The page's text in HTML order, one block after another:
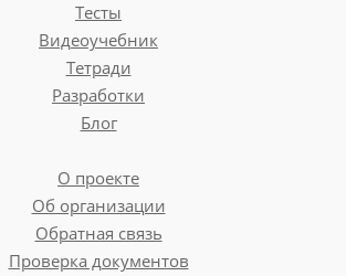
Тесты
Видеоучебник
Тетради
Разработки
Блог
О проекте
Об организации
Обратная связь
Проверка документов